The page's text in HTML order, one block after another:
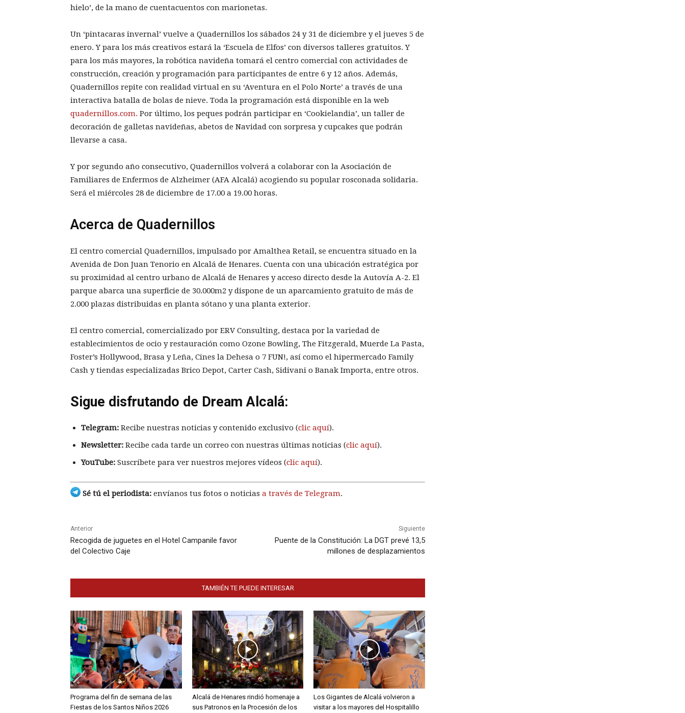
hielo’, de la mano de cuentacuentos con marionetas.
Un ‘pintacaras invernal’ vuelve a Quadernillos los sábados 24 y 31 de diciembre y el jueves 5 de
enero. Y para los más creativos estará la ‘Escuela de Elfos’ con diversos talleres gratuitos. Y
para los más mayores, la robótica navideña tomará el centro comercial con actividades de
construcción, creación y programación para participantes de entre 6 y 12 años. Además,
Quadernillos repite con realidad virtual en su ‘Aventura en el Polo Norte’ a través de una
interactiva batalla de bolas de nieve. Toda la programación está disponible en la web
quadernillos.com. Por último, los peques podrán participar en ‘Cookielandia’, un taller de
decoración de galletas navideñas, abetos de Navidad con sorpresa y cupcakes que podrán
llevarse a casa.
Y por segundo año consecutivo, Quadernillos volverá a colaborar con la Asociación de
Familiares de Enfermos de Alzheimer (AFA Alcalá) acogiendo su popular rosconada solidaria.
Será el miércoles 28 de diciembre de 17.00 a 19.00 horas.
Acerca de Quadernillos
El centro comercial Quadernillos, impulsado por Amalthea Retail, se encuentra situado en la
Avenida de Don Juan Tenorio en Alcalá de Henares. Cuenta con una ubicación estratégica por
su proximidad al centro urbano de Alcalá de Henares y acceso directo desde la Autovía A-2. El
parque abarca una superficie de 30.000m2 y dispone de un aparcamiento gratuito de más de
2.000 plazas distribuidas en planta sótano y una planta exterior.
El centro comercial, comercializado por ERV Consulting, destaca por la variedad de
establecimientos de ocio y restauración como Ozone Bowling, The Fitzgerald, Muerde La Pasta,
Foster’s Hollywood, Brasa y Leña, Cines la Dehesa o 7 FUN!, así como el hipermercado Family
Cash y tiendas especializadas Brico Depot, Carter Cash, Sidivani o Banak Importa, entre otros.
Sigue disfrutando de Dream Alcalá:
Telegram: Recibe nuestras noticias y contenido exclusivo (clic aquí).
Newsletter: Recibe cada tarde un correo con nuestras últimas noticias (clic aquí).
YouTube: Suscríbete para ver nuestros mejores vídeos (clic aquí).
Sé tú el periodista: envíanos tus fotos o noticias a través de Telegram.
Anterior
Recogida de juguetes en el Hotel Campanile favor
del Colectivo Caje
Siguiente
Puente de la Constitución: La DGT prevé 13,5
millones de desplazamientos
TAMBIÉN TE PUEDE INTERESAR
Programa del fin de semana de las
Fiestas de los Santos Niños 2026
Alcalá de Henares rindió homenaje a
sus Patronos en la Procesión de los
Los Gigantes de Alcalá volvieron a
visitar a los mayores del Hospitalillo